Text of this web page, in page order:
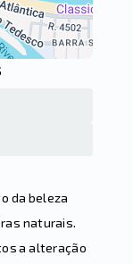
da beleza
naturais.
a alteração